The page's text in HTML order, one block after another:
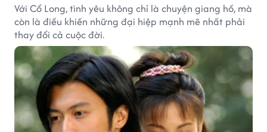
Với Cổ Long, tình yêu không chỉ là chuyện giang hồ, mà
còn là điều khiến những đại hiệp mạnh mẽ nhất phải
thay đổi cả cuộc đời.